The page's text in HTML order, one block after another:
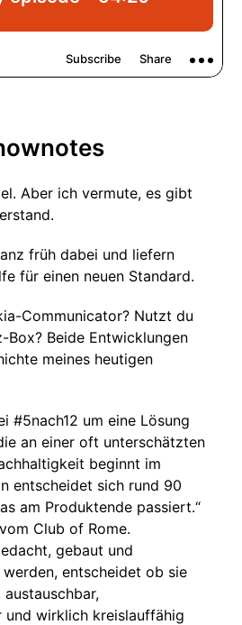
Aber ich vermute, es gibt
früh dabei und liefern
für einen neuen Standard.
Communicator? Nutzt du
Box? Beide Entwicklungen
meines heutigen
#5nach12 um eine Lösung
an einer oft unterschätzten
beginnt im
entscheidet sich rund 90
am Produktende passiert.“
Club of Rome.
gebaut und
entscheidet ob sie
und wirklich kreislauffähig